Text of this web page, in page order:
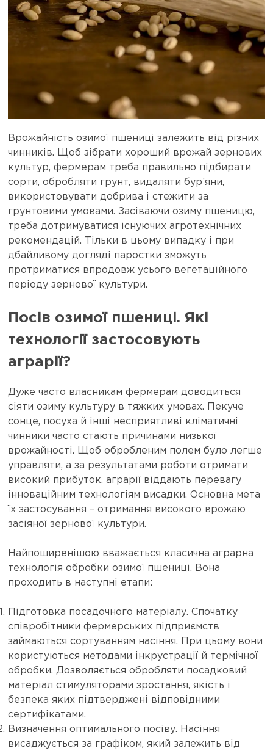
Врожайність озимої пшениці залежить від різних
чинників. Щоб зібрати хороший врожай зернових
культур, фермерам треба правильно підбирати
сорти, обробляти грунт, видаляти бур’яни,
використовувати добрива і стежити за
грунтовими умовами. Засіваючи озиму пшеницю,
треба дотримуватися існуючих агротехнічних
рекомендацій. Тільки в цьому випадку і при
дбайливому догляді паростки зможуть
протриматися впродовж усього вегетаційного
періоду зернової культури.
Посів озимої пшениці. Які
технології застосовують
аграрії?
Дуже часто власникам фермерам доводиться
сіяти озиму культуру в тяжких умовах. Пекуче
сонце, посуха й інші несприятливі кліматичні
чинники часто стають причинами низької
врожайності. Щоб обробленим полем було легше
управляти, а за результатами роботи отримати
високий прибуток, аграрії віддають перевагу
інноваційним технологіям висадки. Основна мета
їх застосування – отримання високого врожаю
засіяної зернової культури.
Найпоширенішою вважається класична аграрна
технологія обробки озимої пшениці. Вона
проходить в наступні етапи:
Підготовка посадочного матеріалу. Спочатку
співробітники фермерських підприємств
займаються сортуванням насіння. При цьому вони
користуються методами інкрустрації й термічної
обробки. Дозволяється обробляти посадковий
матеріал стимуляторами зростання, якість і
безпека яких підтверджені відповідними
сертифікатами.
Визначення оптимального посіву. Насіння
висаджується за графіком, який залежить від